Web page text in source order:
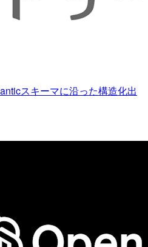
スキーマに沿った構造化出